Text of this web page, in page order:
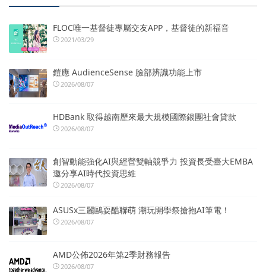
FLOC唯一基督徒專屬交友APP，基督徒的新福音
2021/03/29
鎧應 AudienceSense 臉部辨識功能上市
2026/08/07
HDBank 取得越南歷來最大規模國際銀團社會貸款
2026/08/07
創智動能強化AI與經營雙軸競爭力 投資長受臺大EMBA
邀分享AI時代投資思維
2026/08/07
ASUSx三麗鷗耍酷聯萌 潮玩開學祭搶抱AI筆電！
2026/08/07
AMD公佈2026年第2季財務報告
2026/08/07